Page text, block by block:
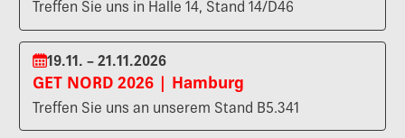
Treffen Sie uns in Halle 14, Stand 14/D46
19.11. – 21.11.2026
GET NORD 2026 | Hamburg
Treffen Sie uns an unserem Stand B5.341